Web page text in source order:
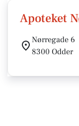
Apoteket
Nørregade 6
8300 Odder